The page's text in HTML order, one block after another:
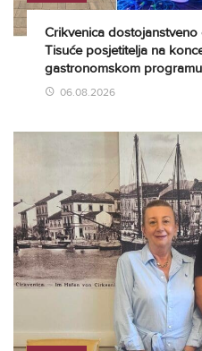
Crikvenica
Tisuće posjetitelja na
gastronomskom programu
06.08.2026